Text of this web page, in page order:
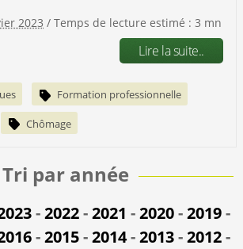
2023 / Temps de lecture estimé : 3 mn
Lire la suite..
Formation professionnelle
Chômage
Tri par année
-2022-2021 -2020-2019-
-2015-2014-2013-2012-